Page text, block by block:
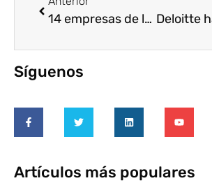
14 empresas de la Comunitat Valenciana juegan al fútbol en la cárcel
Síguenos
Artículos más populares